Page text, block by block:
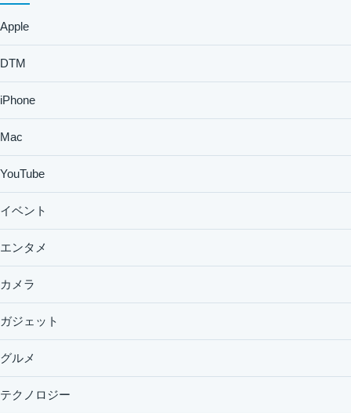
Apple
DTM
iPhone
Mac
YouTube
イベント
エンタメ
カメラ
ガジェット
グルメ
テクノロジー